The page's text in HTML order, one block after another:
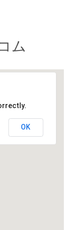
ム
OK